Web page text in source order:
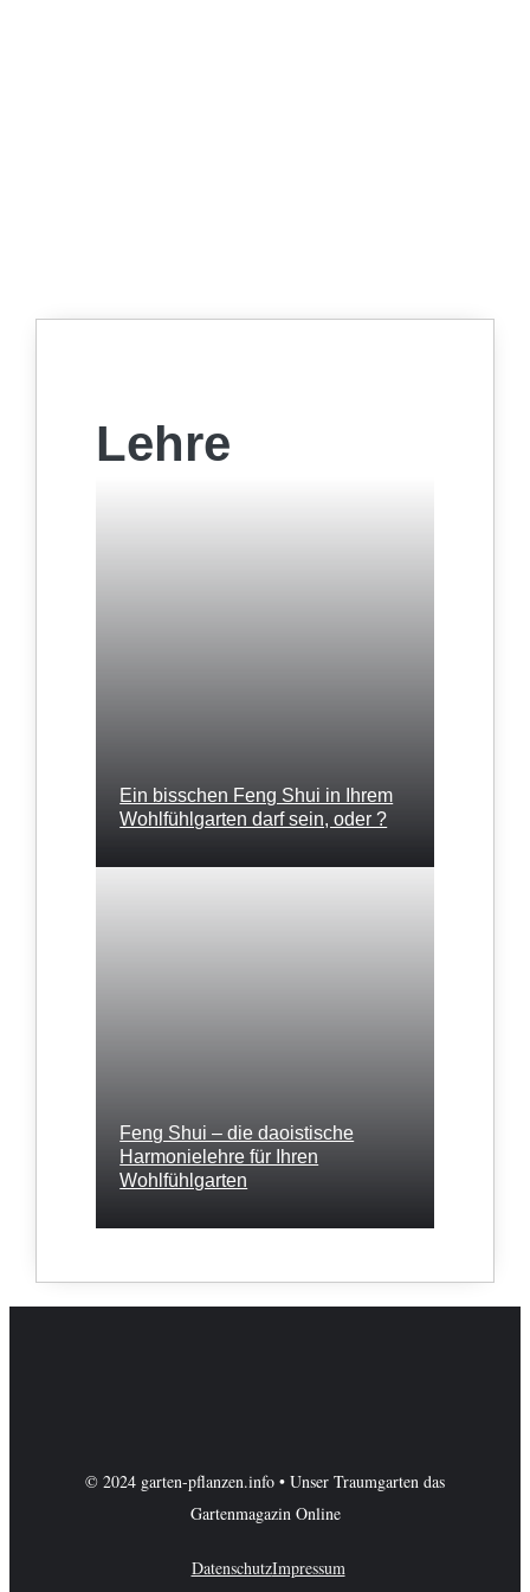
Lehre
Ein bisschen Feng Shui in Ihrem
Wohlfühlgarten darf sein, oder ?
Feng Shui – die daoistische
Harmonielehre für Ihren
Wohlfühlgarten
© 2024 garten-pflanzen.info • Unser Traumgarten das
Gartenmagazin Online
DatenschutzImpressum